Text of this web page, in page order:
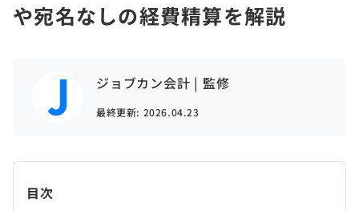
や宛名なしの経費精算を解説
ジョブカン会計 | 監修
最終更新: 2026.04.23
目次